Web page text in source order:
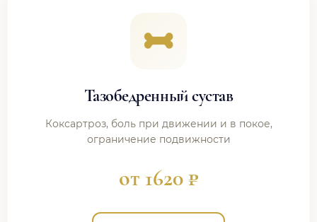
Тазобедренный сустав
Коксартроз, боль при движении и в покое,
ограничение подвижности
от 1620 ₽